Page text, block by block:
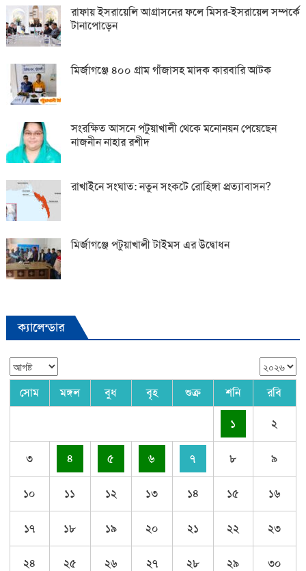
রাফায় ইসরায়েলি আগ্রাসনের ফলে মিসর-ইসরায়েল সম্পর্কে
টানাপোড়েন
মির্জাগঞ্জে ৪০০ গ্রাম গাঁজাসহ মাদক কারবারি আটক
সংরক্ষিত আসনে পটুয়াখালী থেকে মনোনয়ন পেয়েছেন
নাজনীন নাহার রশীদ
রাখাইনে সংঘাত: নতুন সংকটে রোহিঙ্গা প্রত্যাবাসন?
মির্জাগঞ্জে পটুয়াখালী টাইমস এর উদ্বোধন
ক্যালেন্ডার
সোম মঙ্গল বুধ বৃহ শুক্র শনি রবি
১ ২
৩ ৪ ৫ ৬ ৭ ৮ ৯
১০ ১১ ১২ ১৩ ১৪ ১৫ ১৬
১৭ ১৮ ১৯ ২০ ২১ ২২ ২৩
২৪ ২৫ ২৬ ২৭ ২৮ ২৯ ৩০